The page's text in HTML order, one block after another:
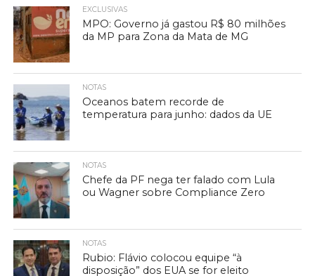
EXCLUSIVAS
MPO: Governo já gastou R$ 80 milhões
da MP para Zona da Mata de MG
NOTAS
Oceanos batem recorde de
temperatura para junho: dados da UE
NOTAS
Chefe da PF nega ter falado com Lula
ou Wagner sobre Compliance Zero
NOTAS
Rubio: Flávio colocou equipe “à
disposição” dos EUA se for eleito